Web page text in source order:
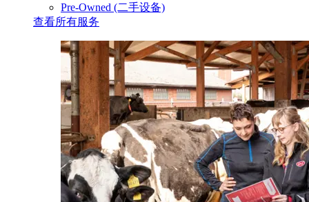
Pre-Owned (二手设备)
查看所有服务